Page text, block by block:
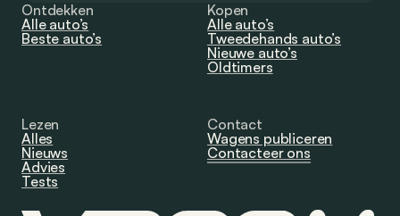
Ontdekken
Alle auto’s
Beste auto’s
Kopen
Alle auto’s
Tweedehands auto’s
Nieuwe auto’s
Oldtimers
Lezen
Alles
Nieuws
Advies
Tests
Contact
Wagens publiceren
Contacteer ons